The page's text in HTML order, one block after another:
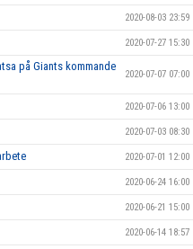
2020-08-03 23:59
2020-07-27 15:30
på Giants kommande
2020-07-07 07:00
2020-07-06 13:00
2020-07-03 08:30
2020-07-01 12:00
2020-06-24 16:00
2020-06-21 15:00
2020-06-14 18:57